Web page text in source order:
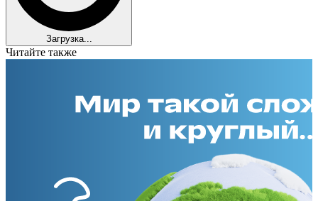
Загрузка...
Читайте также